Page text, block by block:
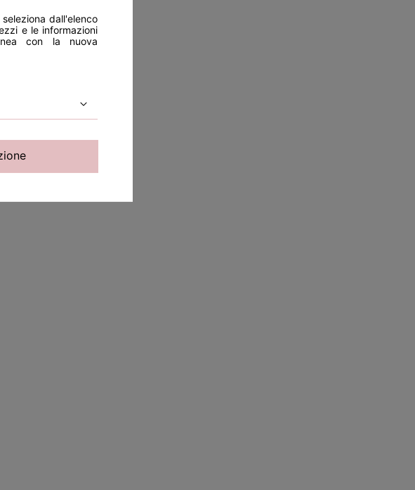
dall'elenco
e le informazioni
con la nuova